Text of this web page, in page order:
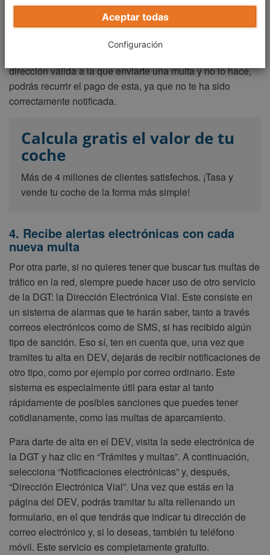
caso de la DGT no tenga una dirección postal válida a la
que pueda enviarte un correo certificado, o en el caso de
que esta notificación haya sido enviada dos veces pero no
dirección válida a la que enviarte una multa y no lo hace,
podrás recurrir el pago de esta, ya que no te ha sido
correctamente notificada.
Calcula gratis el valor de tu
coche
Más de 4 millones de clientes satisfechos. ¡Tasa y
vende tu coche de la forma más simple!
4. Recibe alertas electrónicas con cada
nueva multa
Por otra parte, si no quieres tener que buscar tus multas de
tráfico en la red, siempre puede hacer uso de otro servicio
de la DGT: la Dirección Electrónica Vial. Este consiste en
un sistema de alarmas que te harán saber, tanto a través
correos electrónicos como de SMS, si has recibido algún
tipo de sanción. Eso sí, ten en cuenta que, una vez que
tramites tu alta en DEV, dejarás de recibir notificaciones de
otro tipo, como por ejemplo por correo ordinario. Este
sistema es especialmente útil para estar al tanto
rápidamente de posibles sanciones que puedes tener
cotidianamente, como las multas de aparcamiento.
Para darte de alta en el DEV, visita la sede electrónica de
la DGT y haz clic en “Trámites y multas”. A continuación,
selecciona “Notificaciones electrónicas” y, después,
“Dirección Electrónica Vial”. Una vez que estás en la
página del DEV, podrás tramitar tu alta rellenando un
formulario, en el que tendrás que indicar tu dirección de
correo electrónico y, si lo deseas, también tu teléfono
móvil. Este servicio es completamente gratuito.
Aceptar todas
Configuración